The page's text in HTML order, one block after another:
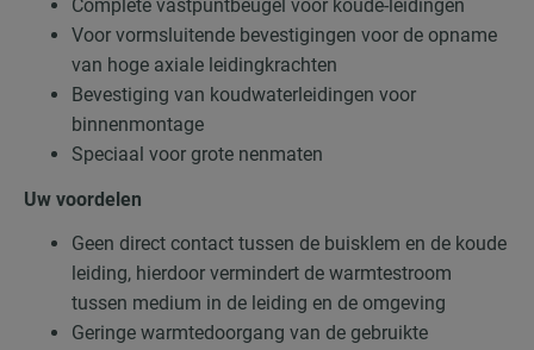
Complete vastpuntbeugel voor koude-leidingen
Voor vormsluitende bevestigingen voor de opname
van hoge axiale leidingkrachten
Bevestiging van koudwaterleidingen voor
binnenmontage
Speciaal voor grote nenmaten
Uw voordelen
Geen direct contact tussen de buisklem en de koude
leiding, hierdoor vermindert de warmtestroom
tussen medium in de leiding en de omgeving
Geringe warmtedoorgang van de gebruikte